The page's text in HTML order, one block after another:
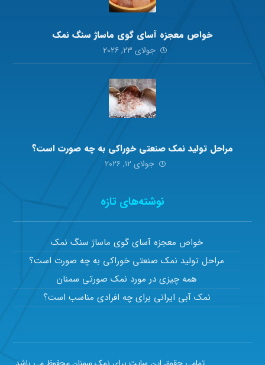
خواص معجزه آسای گوی ماساژ سنگ نمک
جولای ۲۳, ۲۰۲۶
مراحل تولید نمک صنعتی خوراکی به چه صورت است؟
جولای ۱۲, ۲۰۲۶
نوشته‌های تازه
خواص معجزه آسای گوی ماساژ سنگ نمک
مراحل تولید نمک صنعتی خوراکی به چه صورت است؟
همه چیزی در مورد نمک صورتی سمنان
نمک آبی ایرانی برای چه افرادی مناسب است؟